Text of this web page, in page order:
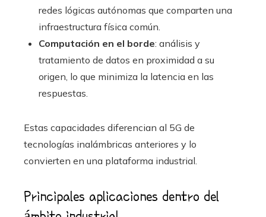
redes lógicas autónomas que comparten una
infraestructura física común.
Computación en el borde: análisis y
tratamiento de datos en proximidad a su
origen, lo que minimiza la latencia en las
respuestas.
Estas capacidades diferencian al 5G de
tecnologías inalámbricas anteriores y lo
convierten en una plataforma industrial.
Principales aplicaciones dentro del